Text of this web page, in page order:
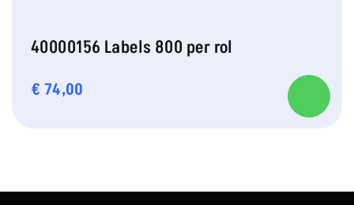
40000156 Labels 800 per rol
€ 74,00